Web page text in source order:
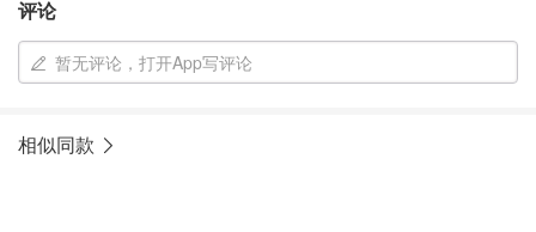
评论
暂无评论，打开App写评论
相似同款